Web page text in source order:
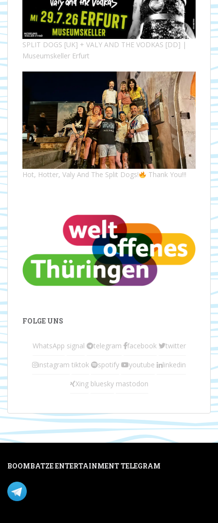
SPLIT DOGS [UK] + VALY AND THE VODKAS [DD] |
Museumskeller Erfurt
Hot, Hotter, Valy And The Split Dogs! Thank You!!!
FOLGE UNS
WhatsApp signal telegram facebook twitter
instagram tiktok spotify youtube linkedin
Xing bluesky mastodon
BOOMBATZE ENTERTAINMENT TELEGRAM